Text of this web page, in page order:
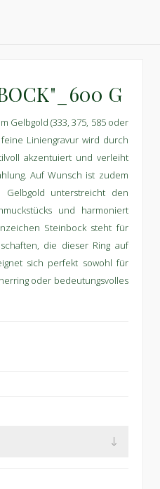
G
Gelbgold (333, 375, 585 oder
Liniengravur wird durch
akzentuiert und verleiht
Auf Wunsch ist zudem
Gelbgold unterstreicht den
und harmoniert
Steinbock steht für
die dieser Ring auf
sich perfekt sowohl für
oder bedeutungsvolles